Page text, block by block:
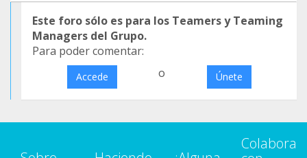
Este foro sólo es para los Teamers y Teaming
Managers del Grupo.
Para poder comentar:
Accede o Únete
Colabora